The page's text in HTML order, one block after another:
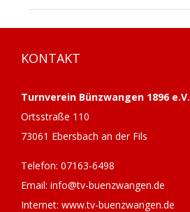
KONTAKT
Turnverein Bünzwangen 1896 e.V.
Ortsstraße 110
73061 Ebersbach an der Fils
Telefon: 07163-6498
Email: info@tv-buenzwangen.de
Internet: www.tv-buenzwangen.de